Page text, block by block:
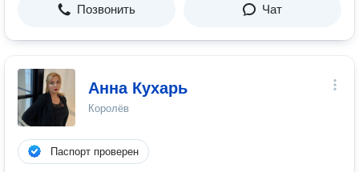
Позвонить Чат
Анна Кухарь
Королёв
Паспорт проверен